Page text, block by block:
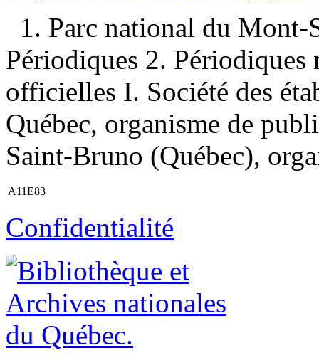
1. Parc national du
Périodiques 2.
officielles I. Société des
Québec, organisme de
Saint-Bruno (Québec),
A11E83
Confidentialité